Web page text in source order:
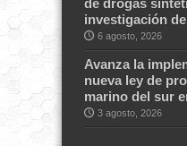
de drogas
investigación
6 agosto, 2026
Avanza la
nueva ley de
marino del sur
3 agosto, 2026